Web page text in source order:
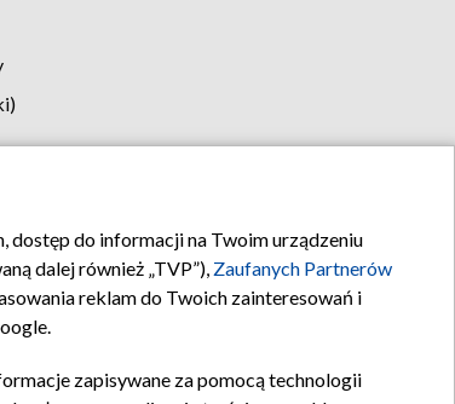
dostęp do informacji na Twoim urządzeniu
dalej również „TVP”), Zaufanych Partnerów
reklam do Twoich zainteresowań i
zapisywane za pomocą technologii